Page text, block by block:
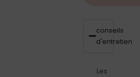
conseils
d'entretien
Les